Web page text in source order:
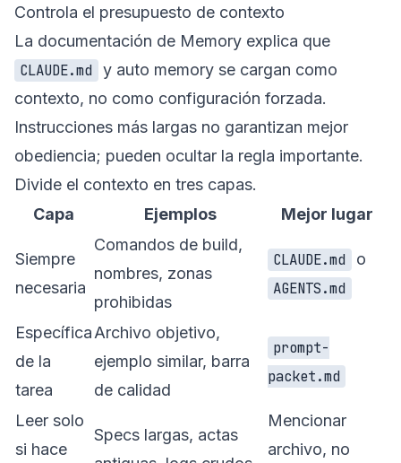
Controla el presupuesto de contexto
La documentación de Memory explica que
CLAUDE.md
y auto memory se cargan como
contexto, no como configuración forzada.
Instrucciones más largas no garantizan mejor
obediencia; pueden ocultar la regla importante.
Divide el contexto en tres capas.
Capa
Ejemplos Mejor lugar
Siempre
necesaria
Comandos de build,
nombres, zonas
prohibidas
CLAUDE.md
o
AGENTS.md
Específica
de la
tarea
Archivo objetivo,
ejemplo similar, barra
de calidad
prompt-
packet.md
Leer solo
si hace
Specs largas, actas
Mencionar
archivo, no